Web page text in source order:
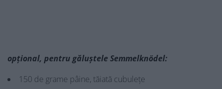
opțional, pentru găluștele Semmelknödel:
150 de grame pâine, tăiată cubulețe